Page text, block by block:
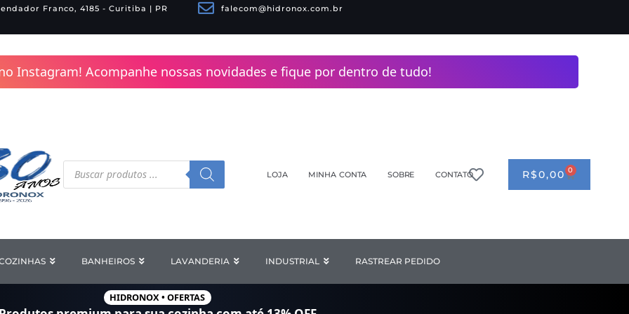
Franco, 4185 - Curitiba | PR falecom@hidronox.com.br
Instagram! Acompanhe nossas novidades e fique por dentro de tudo!
Pesquisar
produtos LOJA MINHA CONTA SOBRE CONTATO R$0,00 0 CART
Open COZINHAS
BANHEIROS Open BANHEIROS
LAVANDERIA Open LAVANDERIA
INDUSTRIAL Open INDUSTRIAL
RASTREAR PEDIDO
HIDRONOX • OFERTAS